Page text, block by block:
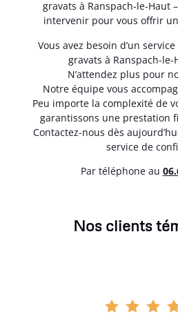
gravats à Ranspach-le-Haut
intervenir pour vous offrir
Vous avez besoin d’un
gravats à Ranspach-le-
N’attendez plus pour
Notre équipe vous
Peu importe la complexité de
garantissons une prestation
Contactez-nous dès
service de
Par téléphone au
Nos clients